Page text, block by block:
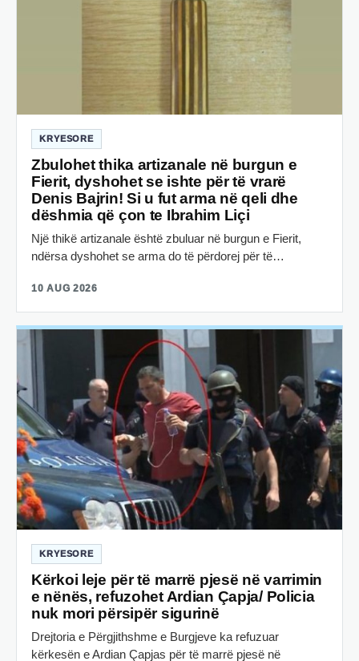
KRYESORE
Zbulohet thika artizanale në burgun e
Fierit, dyshohet se ishte për të vrarë
Denis Bajrin! Si u fut arma në qeli dhe
dëshmia që çon te Ibrahim Liçi
Një thikë artizanale është zbuluar në burgun e Fierit,
ndërsa dyshohet se arma do të përdorej për të…
10 AUG 2026
KRYESORE
Kërkoi leje për të marrë pjesë në varrimin
e nënës, refuzohet Ardian Çapja/ Policia
nuk mori përsipër sigurinë
Drejtoria e Përgjithshme e Burgjeve ka refuzuar
kërkesën e Ardian Çapjas për të marrë pjesë në